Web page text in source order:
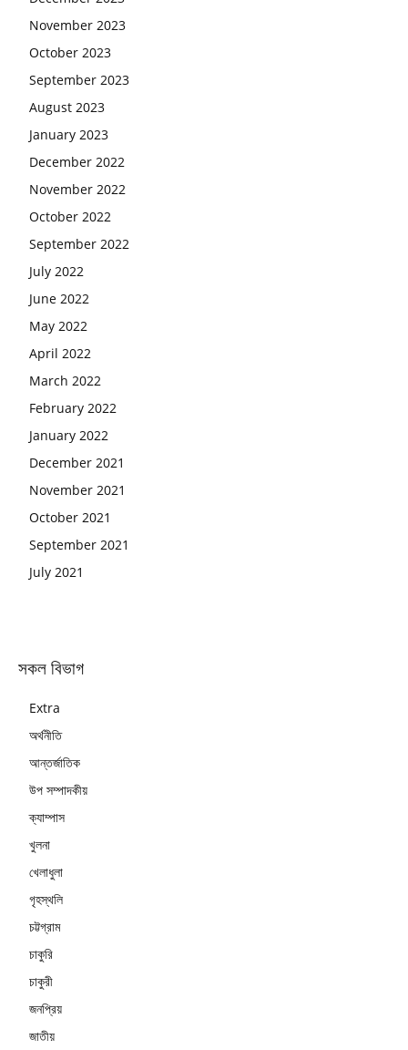
November 2023
October 2023
September 2023
August 2023
January 2023
December 2022
November 2022
October 2022
September 2022
July 2022
June 2022
May 2022
April 2022
March 2022
February 2022
January 2022
December 2021
November 2021
October 2021
September 2021
July 2021
সকল বিভাগ
Extra
অর্থনীতি
আন্তর্জাতিক
উপ সম্পাদকীয়
ক্যাম্পাস
খুলনা
খেলাধুলা
গৃহস্থলি
চট্টগ্রাম
চাকুরি
চাকুরী
জনপ্রিয়
জাতীয়